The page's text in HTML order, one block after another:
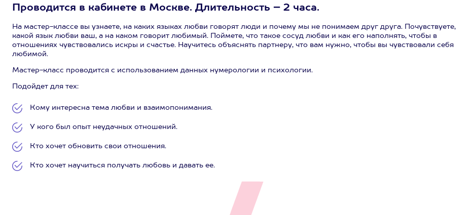
Проводится в кабинете в Москве. Длительность – 2 часа.
На мастер-классе вы узнаете, на каких языках любви говорят люди и почему мы не понимаем друг друга. Почувствуете,
какой язык любви ваш, а на каком говорит любимый. Поймете, что такое сосуд любви и как его наполнять, чтобы в
отношениях чувствовались искры и счастье. Научитесь объяснять партнеру, что вам нужно, чтобы вы чувствовали себя
любимой.
Мастер-класс проводится с использованием данных нумерологии и психологии.
Подойдет для тех:
Кому интересна тема любви и взаимопонимания.
У кого был опыт неудачных отношений.
Кто хочет обновить свои отношения.
Кто хочет научиться получать любовь и давать ее.